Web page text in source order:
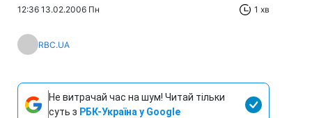
12:36 13.02.2006 Пн 1 хв
RBC.UA
Не витрачай час на шум! Читай тільки
суть з РБК-Україна у Google